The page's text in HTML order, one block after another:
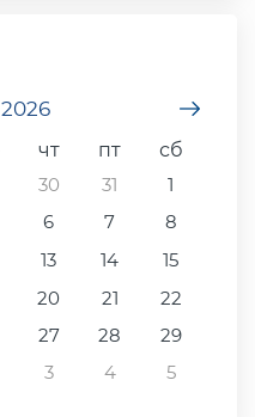
2026
чт пт
сб
30 31
1
6 7
8
13 14
15
20 21
22
27 28
29
3 4 5